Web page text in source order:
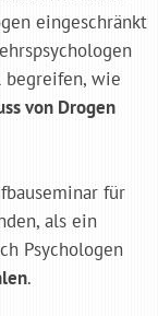
eingeschränkt
begreifen, wie
von Drogen
für
als ein
Psychologen
.